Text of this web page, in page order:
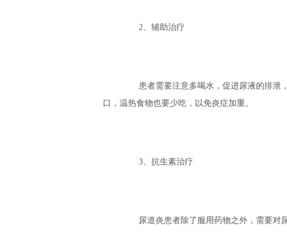
2、辅助治疗
患者需要注意多喝水，促进尿液的排泄
口，温热食物也要少吃，以免炎症加重。
3、抗生素治疗
尿道炎患者除了服用药物之外，需要对